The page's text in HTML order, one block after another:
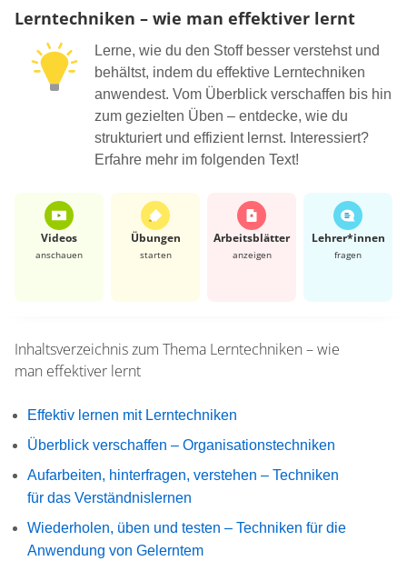
Lerntechniken – wie man effektiver lernt
Lerne, wie du den Stoff besser verstehst und
behältst, indem du effektive Lerntechniken
anwendest. Vom Überblick verschaffen bis hin
zum gezielten Üben – entdecke, wie du
strukturiert und effizient lernst. Interessiert?
Erfahre mehr im folgenden Text!
Videos
anschauen
Übungen
starten
Arbeits­blätter
anzeigen
Lehrer*​innen
fragen
Inhaltsverzeichnis zum Thema Lerntechniken – wie
man effektiver lernt
Effektiv lernen mit Lerntechniken
Überblick verschaffen – Organisationstechniken
Aufarbeiten, hinterfragen, verstehen – Techniken
für das Verständnislernen
Wiederholen, üben und testen – Techniken für die
Anwendung von Gelerntem